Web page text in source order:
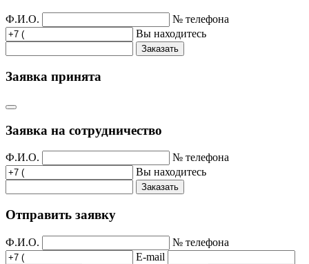
Ф.И.О.
№ телефона
Вы находитесь
Заказать
Заявка принята
Заявка на сотрудничество
Ф.И.О.
№ телефона
Вы находитесь
Заказать
Отправить заявку
Ф.И.О.
№ телефона
E-mail